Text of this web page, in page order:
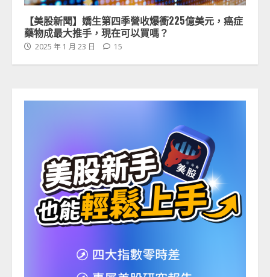
【美股新聞】嬌生第四季營收爆衝225億美元，癌症
藥物成最大推手，現在可以買嗎？
2025 年 1 月 23 日 15